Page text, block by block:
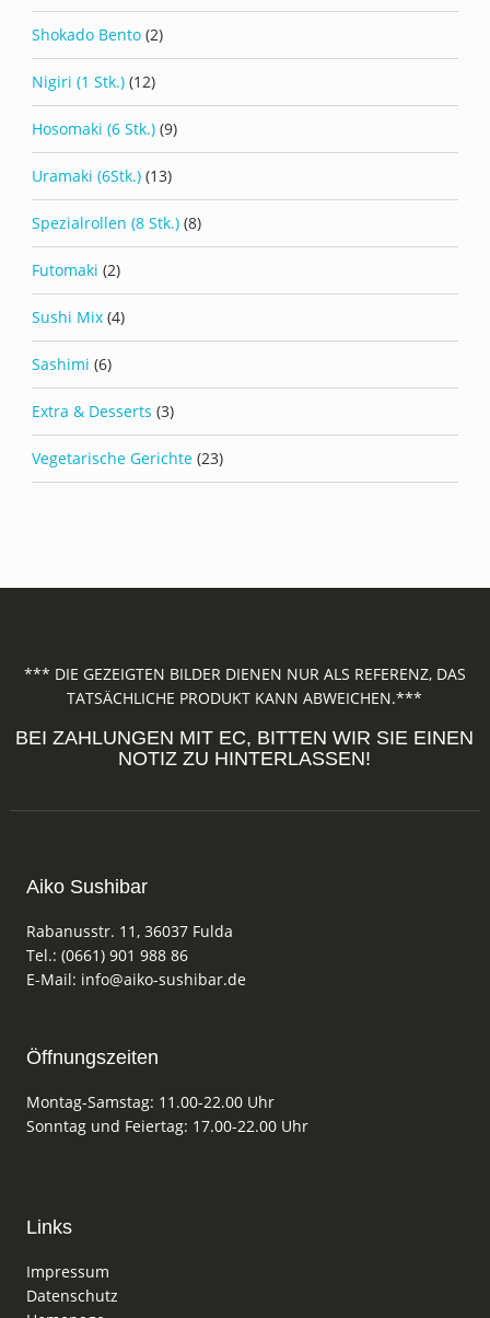
Shokado Bento (2)
Nigiri (1 Stk.) (12)
Hosomaki (6 Stk.) (9)
Uramaki (6Stk.) (13)
Spezialrollen (8 Stk.) (8)
Futomaki (2)
Sushi Mix (4)
Sashimi (6)
Extra & Desserts (3)
Vegetarische Gerichte (23)
*** DIE GEZEIGTEN BILDER DIENEN NUR ALS REFERENZ, DAS
TATSÄCHLICHE PRODUKT KANN ABWEICHEN.***
BEI ZAHLUNGEN MIT EC, BITTEN WIR SIE EINEN
NOTIZ ZU HINTERLASSEN!
Aiko Sushibar
Rabanusstr. 11, 36037 Fulda
Tel.: (0661) 901 988 86
E-Mail: info@aiko-sushibar.de
Öffnungszeiten
Montag-Samstag: 11.00-22.00 Uhr
Sonntag und Feiertag: 17.00-22.00 Uhr
Links
Impressum
Datenschutz